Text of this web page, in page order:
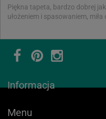
Piękna tapeta, bardzo dobrej
ułożeniem i spasowaniem, miła
Informacja
Menu